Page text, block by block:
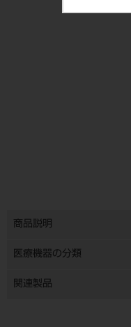
商品説明
医療機器の分類
関連製品